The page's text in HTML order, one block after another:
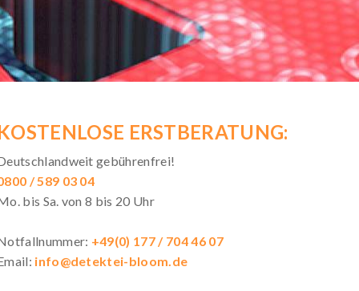
ERSTBERATUNG:
gebührenfrei!
/ 589 03 04
bis Sa. von 8 bis 20 Uhr
+49(0) 177 / 704 46 07
info@detektei-bloom.de